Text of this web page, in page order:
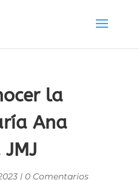
la
Ana
| 0 Comentarios